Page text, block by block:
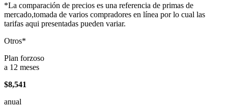
*La comparación de precios es una referencia de primas de
mercado,tomada de varios compradores en línea por lo cual las
tarifas aqui presentadas pueden variar.
Otros*
Plan forzoso
a 12 meses
$8,541
anual